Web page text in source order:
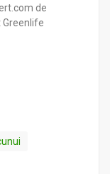
de
Greenlife